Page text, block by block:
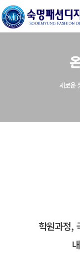
새로운
학원과정,